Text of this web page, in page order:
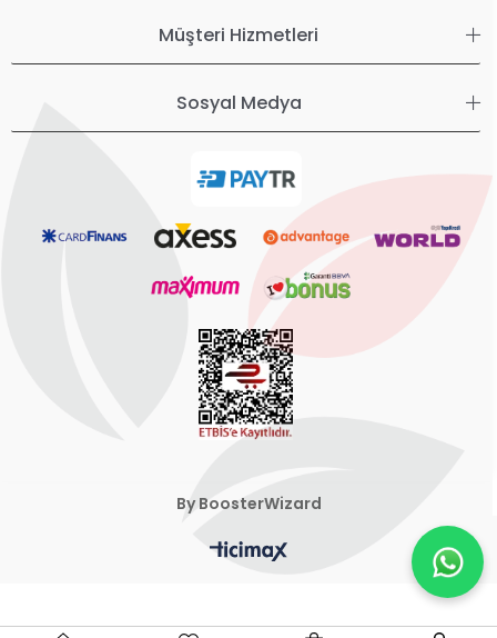
Müşteri Hizmetleri
Sosyal Medya
By BoosterWizard